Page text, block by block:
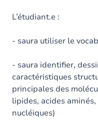
L’étudiant.e :
- saura utiliser le
- saura identifier,
caractéristiques
principales des
lipides, acides
nucléiques)